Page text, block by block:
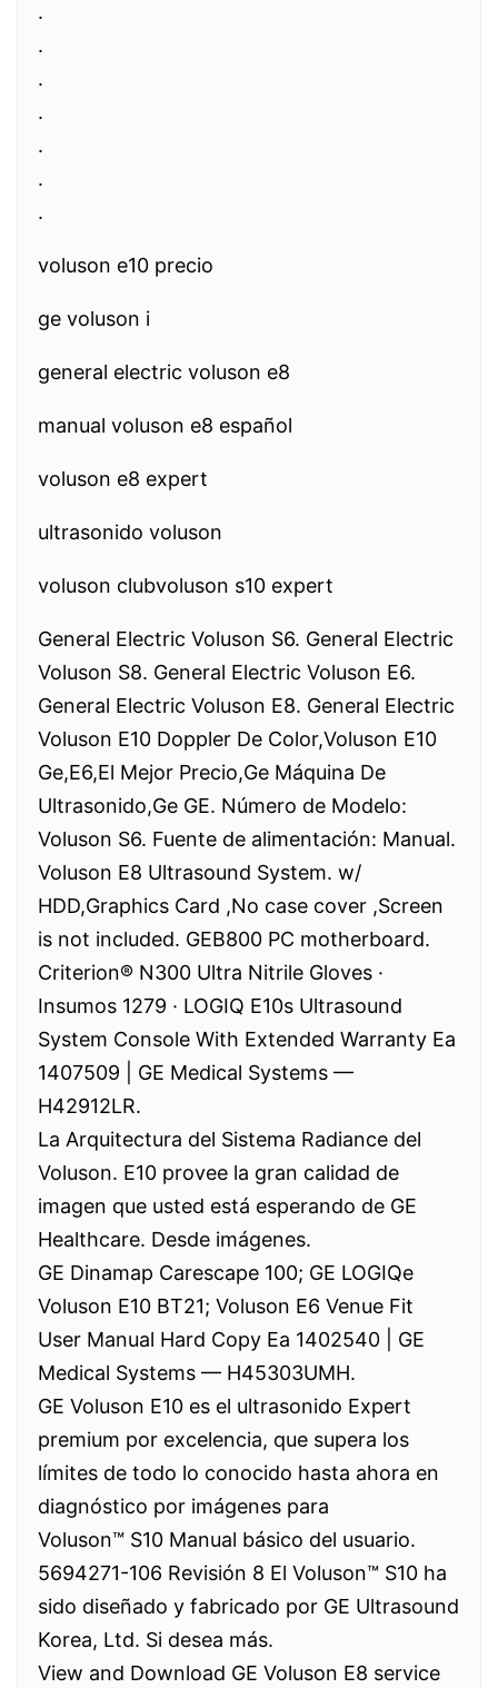
.
.
.
.
.
.
.
voluson e10 precio
ge voluson i
general electric voluson e8
manual voluson e8 español
voluson e8 expert
ultrasonido voluson
voluson clubvoluson s10 expert
General Electric Voluson S6. General Electric
Voluson S8. General Electric Voluson E6.
General Electric Voluson E8. General Electric
Voluson E10 Doppler De Color,Voluson E10
Ge,E6,El Mejor Precio,Ge Máquina De
Ultrasonido,Ge GE. Número de Modelo:
Voluson S6. Fuente de alimentación: Manual.
Voluson E8 Ultrasound System. w/
HDD,Graphics Card ,No case cover ,Screen
is not included. GEB800 PC motherboard.
Criterion® N300 Ultra Nitrile Gloves ·
Insumos 1279 · LOGIQ E10s Ultrasound
System Console With Extended Warranty Ea
1407509 | GE Medical Systems —
H42912LR.
La Arquitectura del Sistema Radiance del
Voluson. E10 provee la gran calidad de
imagen que usted está esperando de GE
Healthcare. Desde imágenes.
GE Dinamap Carescape 100; GE LOGIQe
Voluson E10 BT21; Voluson E6 Venue Fit
User Manual Hard Copy Ea 1402540 | GE
Medical Systems — H45303UMH.
GE Voluson E10 es el ultrasonido Expert
premium por excelencia, que supera los
límites de todo lo conocido hasta ahora en
diagnóstico por imágenes para
Voluson™ S10 Manual básico del usuario.
5694271-106 Revisión 8 El Voluson™ S10 ha
sido diseñado y fabricado por GE Ultrasound
Korea, Ltd. Si desea más.
View and Download GE Voluson E8 service